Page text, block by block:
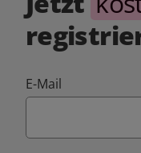
E-Mail